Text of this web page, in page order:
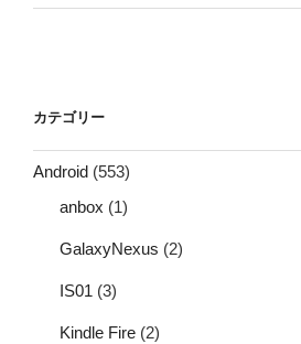
カテゴリー
Android (553)
anbox (1)
GalaxyNexus (2)
IS01 (3)
Kindle Fire (2)